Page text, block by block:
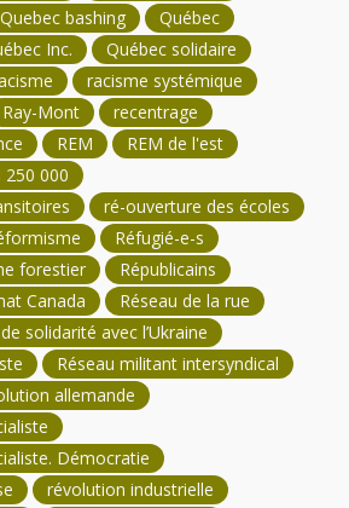
Quebec bashing
Québec
Inc.
Québec solidaire
racisme systémique
Ray-Mont
recentrage
REM
REM de l'est
250 000
ré-ouverture des écoles
Réfugié-e-s
forestier
Républicains
Canada
Réseau de la rue
solidarité avec l’Ukraine
Réseau militant intersyndical
allemande
Démocratie
révolution industrielle